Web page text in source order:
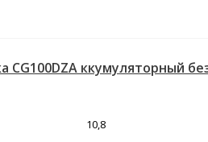
CG100DZA ккумуляторный
10,8